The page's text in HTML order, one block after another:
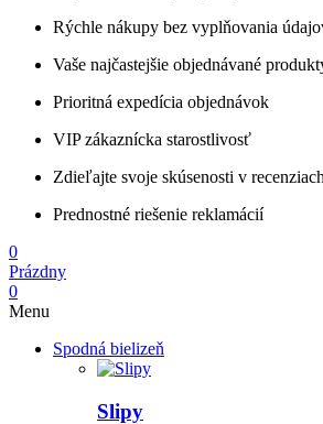
Rýchle nákupy bez vyplňovania
Vaše najčastejšie objednávané
Prioritná expedícia objednávok
VIP zákaznícka starostlivosť
Zdieľajte svoje skúsenosti v recenziach
Prednostné riešenie reklamácií
0
Prázdny
0
Menu
Spodná bielizeň
Slipy